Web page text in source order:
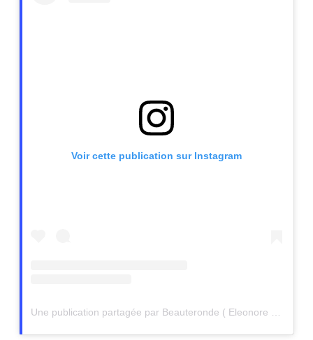
Voir cette publication sur Instagram
Une publication partagée par Beauteronde ( Eleonore Bacher ) (@beauteronde)